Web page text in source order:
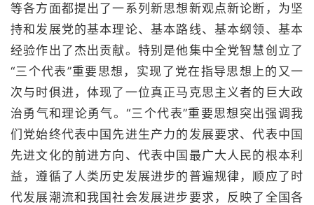
等各方面都提出了一系列新思想新观点新论断，为坚
持和发展党的基本理论、基本路线、基本纲领、基本
经验作出了杰出贡献。特别是他集中全党智慧创立了
“三个代表”重要思想，实现了党在指导思想上的又一
次与时俱进，体现了一位真正马克思主义者的巨大政
治勇气和理论勇气。“三个代表”重要思想突出强调我
们党始终代表中国先进生产力的发展要求、代表中国
先进文化的前进方向、代表中国最广大人民的根本利
益，遵循了人类历史发展进步的普遍规律，顺应了时
代发展潮流和我国社会发展进步要求，反映了全国各